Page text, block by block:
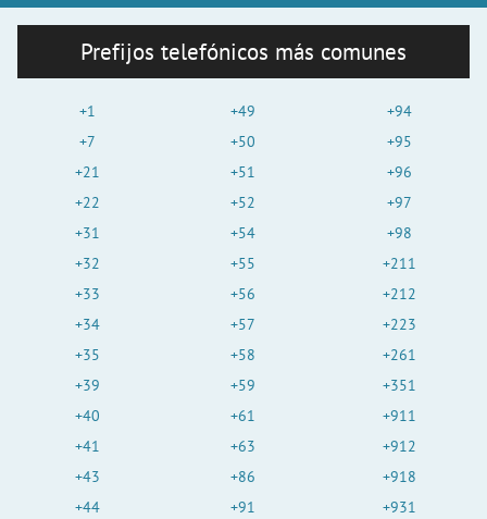
Prefijos telefónicos más comunes
+1
+7
+21
+22
+31
+32
+33
+34
+35
+39
+40
+41
+43
+44
+49
+50
+51
+52
+54
+55
+56
+57
+58
+59
+61
+63
+86
+91
+94
+95
+96
+97
+98
+211
+212
+223
+261
+351
+911
+912
+918
+931